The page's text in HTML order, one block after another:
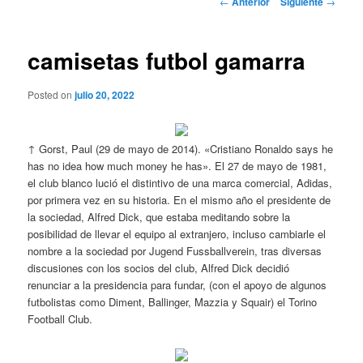
camisetas futbol gamarra
Posted onjulio 20, 2022
↑ Gorst, Paul (29 de mayo de 2014). «Cristiano Ronaldo says he
has no idea how much money he has». El 27 de mayo de 1981,
el club blanco lució el distintivo de una marca comercial, Adidas,
por primera vez en su historia. En el mismo año el presidente de
la sociedad, Alfred Dick, que estaba meditando sobre la
posibilidad de llevar el equipo al extranjero, incluso cambiarle el
nombre a la sociedad por Jugend Fussballverein, tras diversas
discusiones con los socios del club, Alfred Dick decidió
renunciar a la presidencia para fundar, (con el apoyo de algunos
futbolistas como Diment, Ballinger, Mazzia y Squair) el Torino
Football Club.